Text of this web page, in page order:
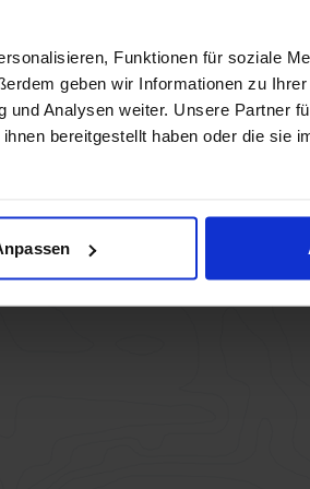
Funktionen für soziale
geben wir Informationen zu
Analysen weiter. Unsere Partner
bereitgestellt haben oder die sie